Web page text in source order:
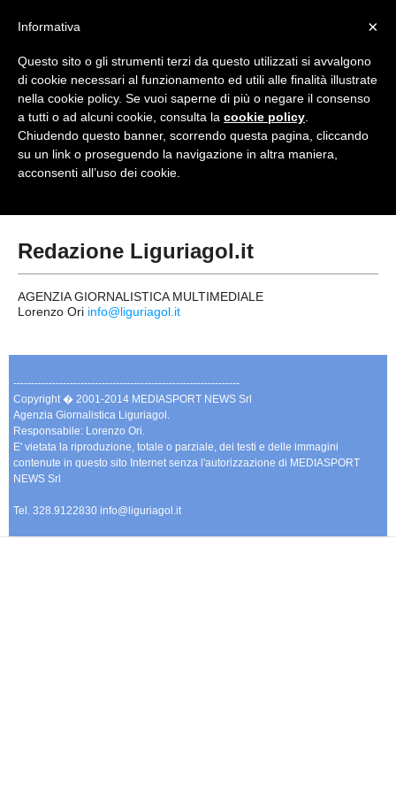
Top Menu
HOME
Accedi / Registrati
PROVINCE
GENOVA
IMPERIA
SAVONA
Campionati e Risultati:
Redazione Liguriagol.it
AGENZIA GIORNALISTICA MULTIMEDIALE
Lorenzo Ori info@liguriagol.it
----------------------------------------------------------------
Copyright � 2001-2014 MEDIASPORT NEWS Srl
Agenzia Giornalistica Liguriagol.
Responsabile: Lorenzo Ori.
E' vietata la riproduzione, totale o parziale, dei testi e delle immagini
contenute in questo sito Internet senza l'autorizzazione di MEDIASPORT
NEWS Srl
Tel. 328.9122830 info@liguriagol.it
×
Informativa
Questo sito o gli strumenti terzi da questo utilizzati si avvalgono
di cookie necessari al funzionamento ed utili alle finalità illustrate
nella cookie policy. Se vuoi saperne di più o negare il consenso
a tutti o ad alcuni cookie, consulta la cookie policy
Chiudendo questo banner, scorrendo questa pagina, cliccando
su un link o proseguendo la navigazione in altra maniera,
acconsenti all’uso dei cookie.